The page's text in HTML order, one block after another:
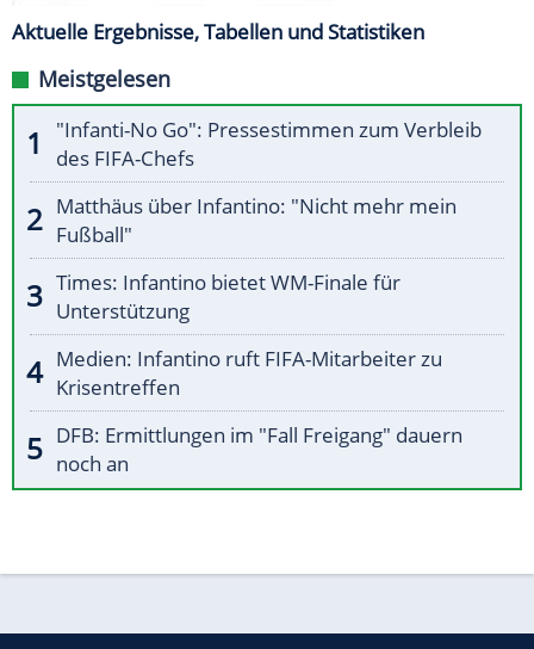
Aktuelle Ergebnisse, Tabellen und Statistiken
Meistgelesen
"Infanti-No Go": Pressestimmen zum Verbleib
des FIFA-Chefs
Matthäus über Infantino: "Nicht mehr mein
Fußball"
Times: Infantino bietet WM-Finale für
Unterstützung
Medien: Infantino ruft FIFA-Mitarbeiter zu
Krisentreffen
DFB: Ermittlungen im "Fall Freigang" dauern
noch an